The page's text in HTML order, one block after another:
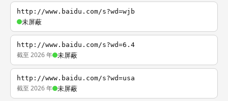
http://www.baidu.com/s?wd=wjb
未屏蔽
http://www.baidu.com/s?wd=6.4
截至 2026 年 未屏蔽
http://www.baidu.com/s?wd=usa
截至 2026 年 未屏蔽